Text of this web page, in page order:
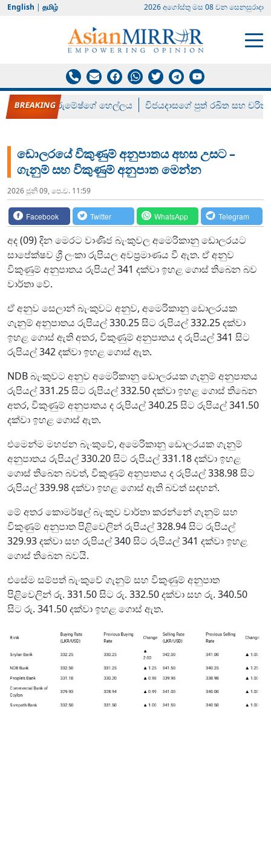
English | தமிழ் 2026 අගෝස්‍තු මස 08 වන සෙනසුරාදා
රන් ගෙනා රුමේෂ්ගේ හෙල්ලය විජයදාසගේ පුත් රඛිත සහ චරිත්
ඩොලරයේ විකුණුම් අනුපාතය අහස උසට –
ගැනුම් සහ විකුණුම් අනුපාත මෙන්න
2026 ජූනි 09, පෙ.ව. 11:59
Facebook Twitter WhatsApp Telegram
අද (09) දින මෙරට වාණිජ බැංකුවල අමෙරිකානු ඩොලරයට
සාපේක්ෂව ශ්‍රී ලංකා රුපියල අවප්‍රමාණය වී ඇත. ඒ අනුව
විකුණුම් අනුපාතය රුපියල් 341 දක්වා ඉහළ ගොස් තිබෙන බව
වාර්තා වේ.
ඒ අනුව සෙලාන් බැංකුවට අනුව, අමෙරිකානු ඩොලරයක
ගැනුම් අනුපාතය රුපියල් 330.25 සිට රුපියල් 332.25 දක්වා
ඉහළ ගොස් ඇති අතර, විකුණුම් අනුපාතය ද රුපියල් 341 සිට
රුපියල් 342 දක්වා ඉහළ ගොස් ඇත.
NDB බැංකුවට අනුව අමෙරිකානු ඩොලරයක ගැනුම් අනුපාතය
රුපියල් 331.25 සිට රුපියල් 332.50 දක්වා ඉහළ ගොස් තිබෙන
අතර, විකුණුම් අනුපාතය ද රුපියල් 340.25 සිට රුපියල් 341.50
දක්වා ඉහළ ගොස් ඇත.
එමෙන්ම මහජන බැංකුවේ, අමෙරිකානු ඩොලරයක ගැනුම්
අනුපාතය රුපියල් 330.20 සිට රුපියල් 331.18 දක්වා ඉහළ
ගොස් තිබෙන බවත්, විකුණුම් අනුපාතය ද රුපියල් 338.98 සිට
රුපියල් 339.98 දක්වා ඉහළ ගොස් ඇති බවත් සඳහන්.
මේ අතර කොමර්ෂල් බැංකුව වාර්තා කරන්නේ ගැනුම් සහ
විකුණුම් අනුපාත පිළිවෙලින් රුපියල් 328.94 සිට රුපියල්
329.93 දක්වා සහ රුපියල් 340 සිට රුපියල් 341 දක්වා ඉහළ
ගොස් තිබෙන බවයි.
එසේම සම්පත් බැංකුවේ ගැනුම් සහ විකුණුම් අනුපාත
පිළිවෙලින් රු. 331.50 සිට රු. 332.50 දක්වා සහ රු. 340.50
සිට රු. 341.50 දක්වා ඉහළ ගොස් ඇත.